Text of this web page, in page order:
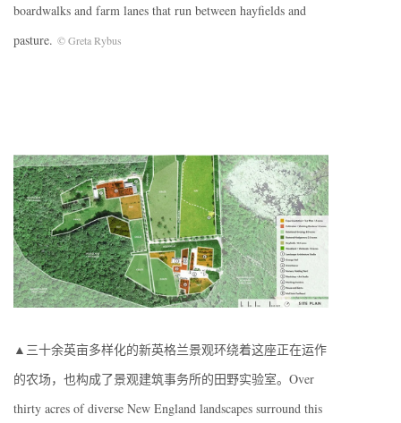
boardwalks and farm lanes that run between hayfields and
pasture. © Greta Rybus
▲三十余英亩多样化的新英格兰景观环绕着这座正在运作
的农场，也构成了景观建筑事务所的田野实验室。Over
thirty acres of diverse New England landscapes surround this